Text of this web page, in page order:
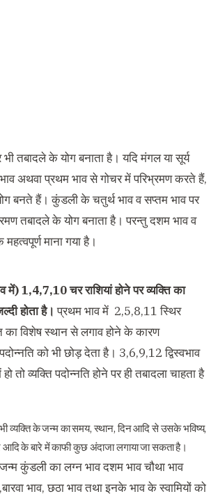
तबादले के योग बनाता है। यदि मंगल या सूर्य
अथवा प्रथम भाव से गोचर में परिभ्रमण करते हैं,
बनते हैं। कुंडली के चतुर्थ भाव व सप्तम भाव पर
तबादले के योग बनाता है। परन्तु दशम भाव व
माना गया है।
में) 1,4,7,10 चर राशियां होने पर व्यक्ति का
होता है। प्रथम भाव में 2,5,8,11 स्थिर
का विशेष स्थान से लगाव होने के कारण
को भी छोड़ देता है। 3,6,9,12 द्विस्वभाव
तो व्यक्ति पदोन्नति होने पर ही तबादला चाहता है
व्यक्ति के जन्म का समय, स्थान, दिन आदि से उसके भविष्य,
आदि के बारे में काफी कुछ अंदाजा लगाया जा सकता है।
कुंडली का लग्न भाव दशम भाव चौथा भाव
भाव, छठा भाव तथा इनके भाव के स्वामियों को